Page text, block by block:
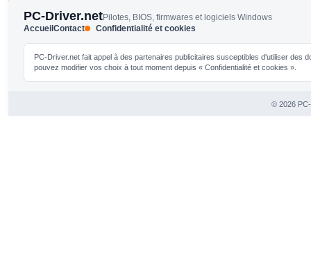
PC-Driver.netPilotes, BIOS, firmwares et logiciels Windows
AccueilContact Confidentialité et cookies
PC-Driver.net fait appel à des partenaires publicitaires susceptibles d'utiliser
pouvez modifier vos choix à tout moment depuis « Confidentialité et cookies ».
© 2026